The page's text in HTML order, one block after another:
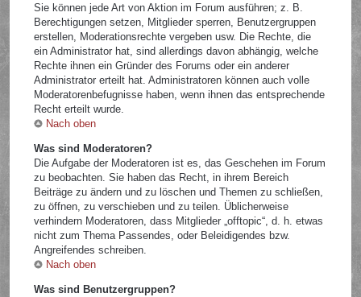
Sie können jede Art von Aktion im Forum ausführen; z. B.
Berechtigungen setzen, Mitglieder sperren, Benutzergruppen
erstellen, Moderationsrechte vergeben usw. Die Rechte, die
ein Administrator hat, sind allerdings davon abhängig, welche
Rechte ihnen ein Gründer des Forums oder ein anderer
Administrator erteilt hat. Administratoren können auch volle
Moderatorenbefugnisse haben, wenn ihnen das entsprechende
Recht erteilt wurde.
Nach oben
Was sind Moderatoren?
Die Aufgabe der Moderatoren ist es, das Geschehen im Forum
zu beobachten. Sie haben das Recht, in ihrem Bereich
Beiträge zu ändern und zu löschen und Themen zu schließen,
zu öffnen, zu verschieben und zu teilen. Üblicherweise
verhindern Moderatoren, dass Mitglieder „offtopic“, d. h. etwas
nicht zum Thema Passendes, oder Beleidigendes bzw.
Angreifendes schreiben.
Nach oben
Was sind Benutzergruppen?